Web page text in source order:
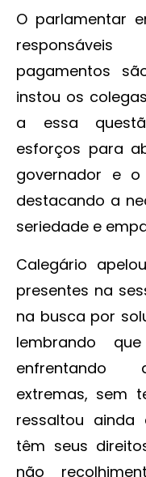
O parlamentar
pagamentos
instou os
a essa
esforços para
governador e
destacando a
seriedade e
Calegário
presentes na
na busca por
lembrando
enfrentando
extremas, sem
ressaltou ainda
têm seus
não